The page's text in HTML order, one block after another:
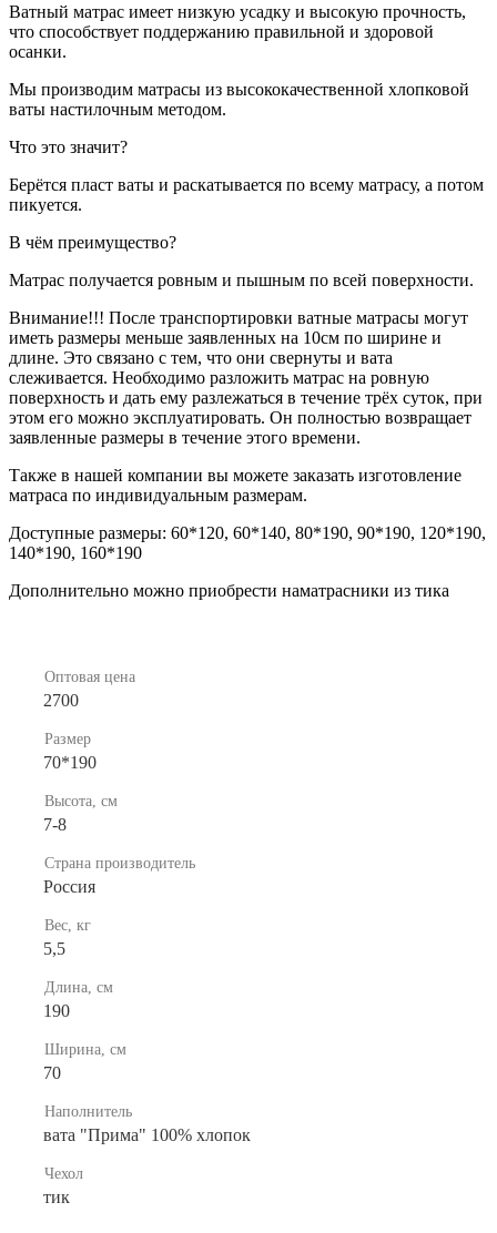
Ватный матрас имеет низкую усадку и высокую прочность,
что способствует поддержанию правильной и здоровой
осанки.
Мы производим матрасы из высококачественной хлопковой
ваты настилочным методом.
Что это значит?
Берётся пласт ваты и раскатывается по всему матрасу, а потом
пикуется.
В чём преимущество?
Матрас получается ровным и пышным по всей поверхности.
Внимание!!! После транспортировки ватные матрасы могут
иметь размеры меньше заявленных на 10см по ширине и
длине. Это связано с тем, что они свернуты и вата
слеживается. Необходимо разложить матрас на ровную
поверхность и дать ему разлежаться в течение трёх суток, при
этом его можно эксплуатировать. Он полностью возвращает
заявленные размеры в течение этого времени.
Также в нашей компании вы можете заказать изготовление
матраса по индивидуальным размерам.
Доступные размеры: 60*120, 60*140, 80*190, 90*190, 120*190,
140*190, 160*190
Дополнительно можно приобрести наматрасники из тика
Оптовая цена
2700
Размер
70*190
Высота, см
7-8
Страна производитель
Россия
Вес, кг
5,5
Длина, см
190
Ширина, см
70
Наполнитель
вата "Прима" 100% хлопок
Чехол
тик